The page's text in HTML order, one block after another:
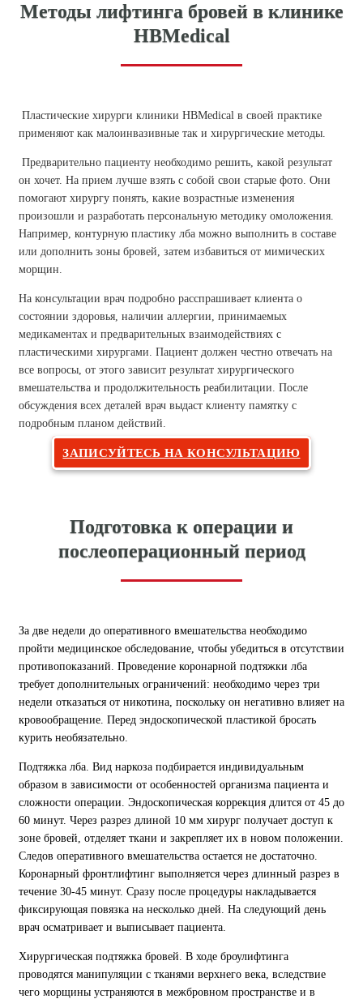
Методы лифтинга бровей в клинике
НBMedical
Пластические хирурги клиники НBMedical в своей практике
применяют как малоинвазивные так и хирургические методы.
Предварительно пациенту необходимо решить, какой результат
он хочет. На прием лучше взять с собой свои старые фото. Они
помогают хирургу понять, какие возрастные изменения
произошли и разработать персональную методику омоложения.
Например, контурную пластику лба можно выполнить в составе
или дополнить зоны бровей, затем избавиться от мимических
морщин.
На консультации врач подробно расспрашивает клиента о
состоянии здоровья, наличии аллергии, принимаемых
медикаментах и ​​предварительных взаимодействиях с
пластическими хирургами. Пациент должен честно отвечать на
все вопросы, от этого зависит результат хирургического
вмешательства и продолжительность реабилитации. После
обсуждения всех деталей врач выдаст клиенту памятку с
подробным планом действий.
ЗАПИСУЙТЕСЬ НА КОНСУЛЬТАЦИЮ
Подготовка к операции и
послеоперационный период
За две недели до оперативного вмешательства необходимо
пройти медицинское обследование, чтобы убедиться в отсутствии
противопоказаний. Проведение коронарной подтяжки лба
требует дополнительных ограничений: необходимо через три
недели отказаться от никотина, поскольку он негативно влияет на
кровообращение. Перед эндоскопической пластикой бросать
курить необязательно.
Подтяжка лба. Вид наркоза подбирается индивидуальным
образом в зависимости от особенностей организма пациента и
сложности операции. Эндоскопическая коррекция длится от 45 до
60 минут. Через разрез длиной 10 мм хирург получает доступ к
зоне бровей, отделяет ткани и закрепляет их в новом положении.
Следов оперативного вмешательства остается не достаточно.
Коронарный фронтлифтинг выполняется через длинный разрез в
течение 30-45 минут. Сразу после процедуры накладывается
фиксирующая повязка на несколько дней. На следующий день
врач осматривает и выписывает пациента.
Хирургическая подтяжка бровей. В ходе броулифтинга
проводятся манипуляции с тканями верхнего века, вследствие
чего морщины устраняются в межбровном пространстве и в